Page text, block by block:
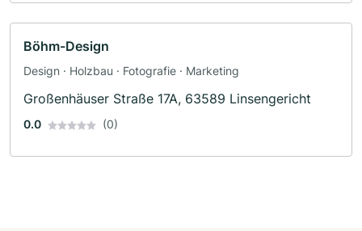
Böhm-Design
Design · Holzbau · Fotografie · Marketing
Großenhäuser Straße 17A, 63589 Linsengericht
0.0 (0)